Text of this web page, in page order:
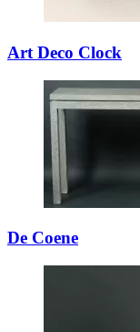
Art Deco Clock
De Coene